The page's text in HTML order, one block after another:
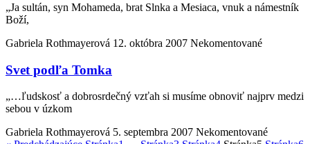
„Ja sultán, syn Mohameda, brat Slnka a Mesiaca, vnuk a námestník
Boží,
Gabriela Rothmayerová 12. októbra 2007 Nekomentované
Svet podľa Tomka
„…ľudskosť a dobrosrdečný vzťah si musíme obnoviť najprv medzi
sebou v úzkom
Gabriela Rothmayerová 5. septembra 2007 Nekomentované